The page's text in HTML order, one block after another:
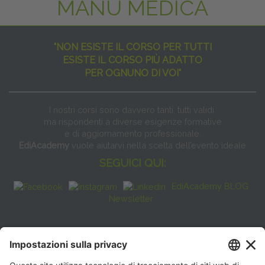
MANU MEDICA
"NON ESISTE IL CORSO PER TUTTI
ESISTE IL CORSO PIÙ ADATTO
PER OGNUNO DI VOI"
I nostri corsi sono davvero tanti, tutti validi
ma rispondenti a diverse esigenze formative
e di aggiornamento professionale.
EdiAcademy vuole aiutarvi nella scelta dell’evento ideale
SEGUICI QUI:
EdiAcademy BLOG
Newsletter
FAQ